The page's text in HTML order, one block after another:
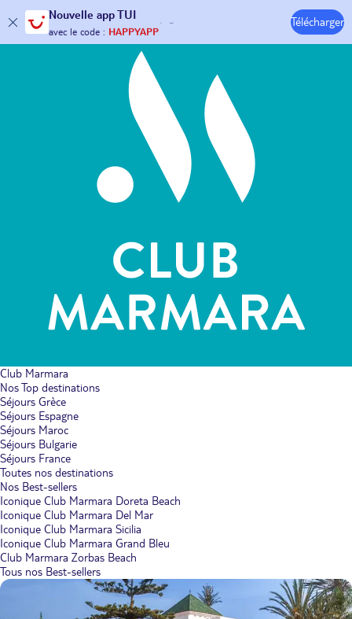
Nouvelle app TUI
30€ offerts*sur votrevoyage !
avec le code :HAPPYAPP
Télécharger
Hôtels & Clubs
Club Marmara
Nos Top destinations
Séjours Grèce
Séjours Espagne
Séjours Maroc
Séjours Bulgarie
Séjours France
Toutes nos destinations
Nos Best-sellers
Iconique Club Marmara Doreta Beach
Iconique Club Marmara Del Mar
Iconique Club Marmara Sicilia
Iconique Club Marmara Grand Bleu
Club Marmara Zorbas Beach
Tous nos Best-sellers